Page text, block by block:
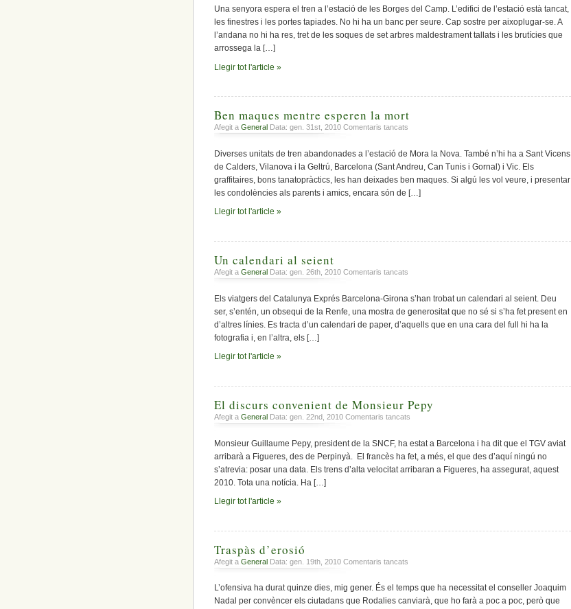
pont
del
túnel
Una senyora espera el tren a l’estació de les Borges del Camp. L’edifici de l’estació està tancat,
les finestres i les portes tapiades. No hi ha un banc per seure. Cap sostre per aixoplugar-se. A
l’andana no hi ha res, tret de les soques de set arbres maldestrament tallats i les brutícies que
arrossega la […]
Llegir tot l'article »
Ben maques mentre esperen la mort
Afegit a General Data: gen. 31st, 2010 Comentaris tancats
maques
mentre
esperen
la
mort
Diverses unitats de tren abandonades a l’estació de Mora la Nova. També n’hi ha a Sant Vicens
de Calders, Vilanova i la Geltrú, Barcelona (Sant Andreu, Can Tunis i Gornal) i Vic. Els
graffitaires, bons tanatopràctics, les han deixades ben maques. Si algú les vol veure, i presentar
les condolències als parents i amics, encara són de […]
Llegir tot l'article »
Un calendari al seient
Afegit a General Data: gen. 26th, 2010 Comentaris tancats
calendari
seient
Els viatgers del Catalunya Exprés Barcelona-Girona s’han trobat un calendari al seient. Deu
ser, s’entén, un obsequi de la Renfe, una mostra de generositat que no sé si s’ha fet present en
d’altres línies. Es tracta d’un calendari de paper, d’aquells que en una cara del full hi ha la
fotografia i, en l’altra, els […]
Llegir tot l'article »
El discurs convenient de Monsieur Pepy
Afegit a General Data: gen. 22nd, 2010 Comentaris tancats
discurs
convenient
de
Monsieur
Monsieur Guillaume Pepy, president de la SNCF, ha estat a Barcelona i ha dit que el TGV aviat
arribarà a Figueres, des de Perpinyà. El francès ha fet, a més, el que des d’aquí ningú no
s’atrevia: posar una data. Els trens d’alta velocitat arribaran a Figueres, ha assegurat, aquest
2010. Tota una notícia. Ha […]
Llegir tot l'article »
Traspàs d’erosió
Afegit a General Data: gen. 19th, 2010 Comentaris tancats
d’erosió
L’ofensiva ha durat quinze dies, mig gener. És el temps que ha necessitat el conseller Joaquim
Nadal per convèncer els ciutadans que Rodalies canviarà, que ho farà a poc a poc, però que